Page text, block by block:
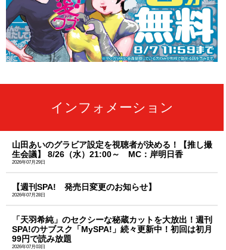
インフォメーション
山田あいのグラビア設定を視聴者が決める！【推し撮
生会議】 8/26（水）21:00～ MC：岸明日香
2026年07月29日
【週刊SPA! 発売日変更のお知らせ】
2026年07月28日
「天羽希純」のセクシーな秘蔵カットを大放出！週刊
SPA!のサブスク「MySPA!」続々更新中！初回は初月
99円で読み放題
2026年07月03日